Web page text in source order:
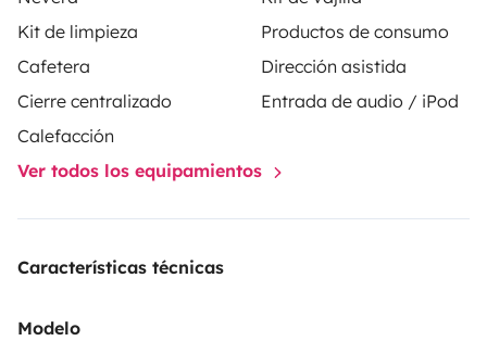
Kit de limpieza
Productos de consumo
Cafetera
Dirección asistida
Cierre centralizado
Entrada de audio / iPod
Calefacción
Ver todos los equipamientos
Características técnicas
Modelo